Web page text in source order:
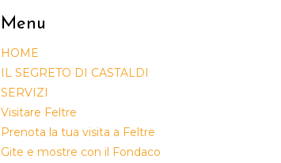
Menu
HOME
IL SEGRETO DI CASTALDI
SERVIZI
Visitare Feltre
Prenota la tua visita a Feltre
Gite e mostre con il Fondaco